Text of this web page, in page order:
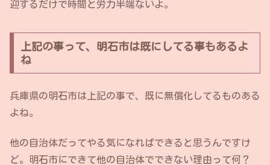
迎するだけで時間と労力半端ないよ。
上記の事って、明石市は既にしてる事もあるよ
ね
兵庫県の明石市は上記の事で、既に無償化してるものある
よね。
他の自治体だってやる気になればできると思うんですけ
ど。明石市にできて他の自治体でできない理由って何？